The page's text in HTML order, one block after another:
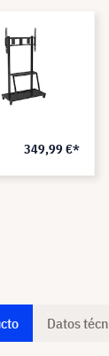
349,99 €*
Datos